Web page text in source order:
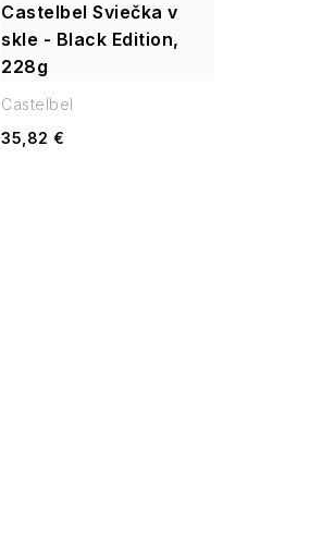
Castelbel Sviečka v
skle - Black Edition,
228g
35,82 €
Castelbel